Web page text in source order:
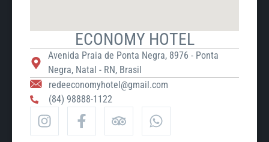
ECONOMY HOTEL
Avenida Praia de Ponta Negra, 8976 - Ponta
Negra, Natal - RN, Brasil
redeeconomyhotel@gmail.com
(84) 98888-1122